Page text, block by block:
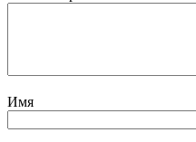
Имя